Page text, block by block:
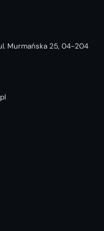
Murmańska 25, 04-204